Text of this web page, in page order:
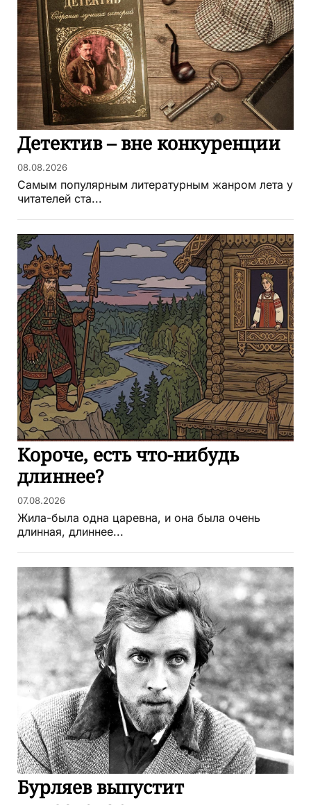
Детектив – вне конкуренции
08.08.2026
Самым популярным литературным жанром лета у
читателей ста...
Короче, есть что-нибудь
длиннее?
07.08.2026
Жила-была одна царевна, и она была очень
длинная, длиннее...
Бурляев выпустит